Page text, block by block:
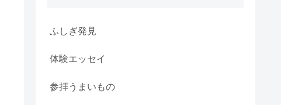
ふしぎ発見
体験エッセイ
参拝うまいもの